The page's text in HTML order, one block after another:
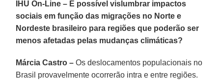
IHU On-Line – É possível vislumbrar impactos
sociais em função das migrações no Norte e
Nordeste brasileiro para regiões que poderão ser
menos afetadas pelas mudanças climáticas?
Márcia Castro – Os deslocamentos populacionais no
Brasil provavelmente ocorrerão intra e entre regiões.